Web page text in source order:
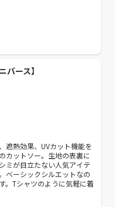
ース】
遮熱効果、UVカット機能を
カットソー。生地の表裏に
ミが目立たない人気アイテ
ベーシックシルエットなの
。Tシャツのように気軽に着